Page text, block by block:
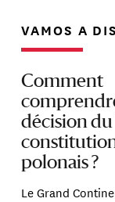
VAMOS A
Comment
décision
polonais ?
Le Grand